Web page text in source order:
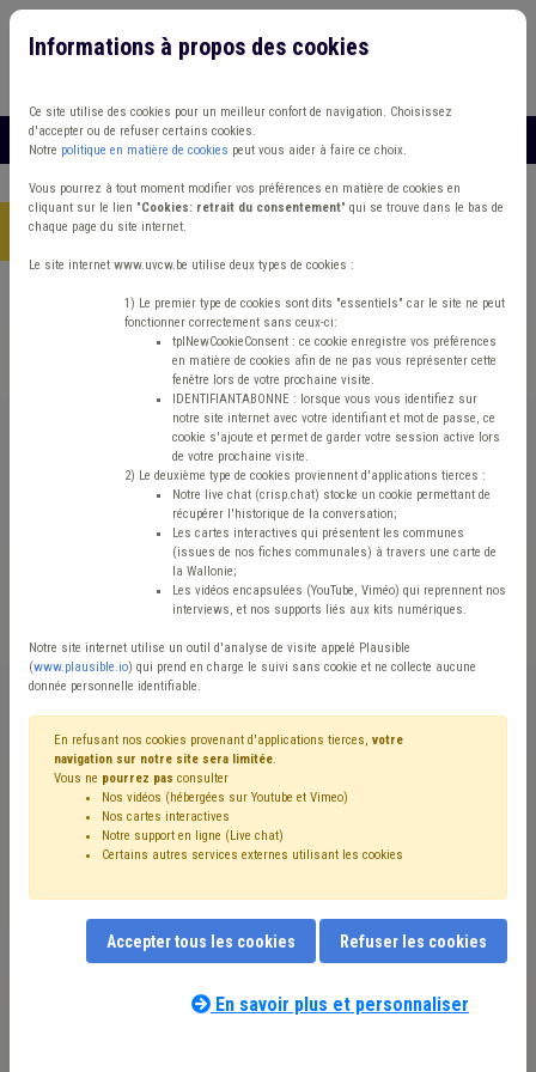
Accueil > Banque carrefour de la Sécurité Sociale
Trouver un contenu
Banque carrefour de la Sécurité Sociale
Matière(s) principale(s)
Filtrer cette requête avec des mots-clés
⇒ Banque carrefour de la Sécurité Sociale
(1) CPAS(1) Sécurité (1)
Notre expert(e) associé(e) au terme
que vous recherchez(merci de prendre
connaissance de notrepolitique d'assistance-
Informations à propos des cookies
Ce site utilise des cookies pour un meilleur confort de navigation. Choisissez
d'accepter ou de refuser certains cookies.
Notre politique en matière de cookies peut vous aider à faire ce choix.
Vous pourrez à tout moment modifier vos préférences en matière de cookies en
cliquant sur le lien "Cookies: retrait du consentement" qui se trouve dans le bas de
chaque page du site internet.
Le site internet www.uvcw.be utilise deux types de cookies :
1) Le premier type de cookies sont dits "essentiels" car le site ne peut
fonctionner correctement sans ceux-ci:
tplNewCookieConsent : ce cookie enregistre vos préférences
en matière de cookies afin de ne pas vous représenter cette
fenêtre lors de votre prochaine visite.
IDENTIFIANTABONNE : lorsque vous vous identifiez sur
notre site internet avec votre identifiant et mot de passe, ce
cookie s'ajoute et permet de garder votre session active lors
de votre prochaine visite.
2) Le deuxième type de cookies proviennent d'applications tierces :
Notre live chat (crisp.chat) stocke un cookie permettant de
récupérer l'historique de la conversation;
Les cartes interactives qui présentent les communes
(issues de nos fiches communales) à travers une carte de
la Wallonie;
Les vidéos encapsulées (YouTube, Viméo) qui reprennent nos
interviews, et nos supports liés aux kits numériques.
Notre site internet utilise un outil d'analyse de visite appelé Plausible
(www.plausible.io) qui prend en charge le suivi sans cookie et ne collecte aucune
donnée personnelle identifiable.
En refusant nos cookies provenant d'applications tierces, votre
navigation sur notre site sera limitée.
Vous ne pourrez pas consulter
Nos vidéos (hébergées sur Youtube et Vimeo)
Nos cartes interactives
Notre support en ligne (Live chat)
Certains autres services externes utilisant les cookies
Accepter tous les cookies Refuser les cookies
En savoir plus et personnaliser